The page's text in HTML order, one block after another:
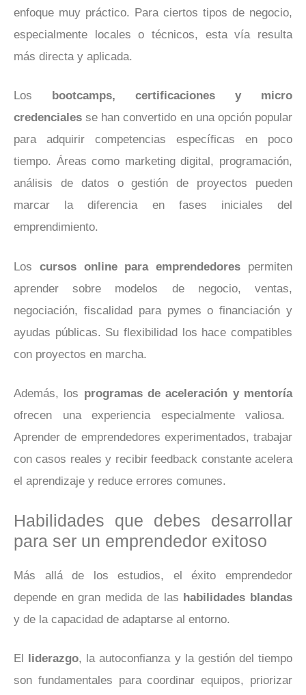
enfoque muy práctico. Para ciertos tipos de negocio,
especialmente locales o técnicos, esta vía resulta
más directa y aplicada.
Los
bootcamps, certificaciones y micro
credenciales se han convertido en una opción popular
para adquirir competencias específicas en poco
tiempo. Áreas como marketing digital, programación,
análisis de datos o gestión de proyectos pueden
marcar la diferencia en fases iniciales del
emprendimiento.
Los cursos online para emprendedores permiten
aprender sobre modelos de negocio, ventas,
negociación, fiscalidad para pymes o financiación y
ayudas públicas. Su flexibilidad los hace compatibles
con proyectos en marcha.
Además, los programas de aceleración y mentoría
ofrecen una experiencia especialmente valiosa.
Aprender de emprendedores experimentados, trabajar
con casos reales y recibir feedback constante acelera
el aprendizaje y reduce errores comunes.
Habilidades que debes desarrollar
para ser un emprendedor exitoso
Más allá de los estudios, el éxito emprendedor
depende en gran medida de las habilidades blandas
y de la capacidad de adaptarse al entorno.
El liderazgo, la autoconfianza y la gestión del tiempo
son fundamentales para coordinar equipos, priorizar